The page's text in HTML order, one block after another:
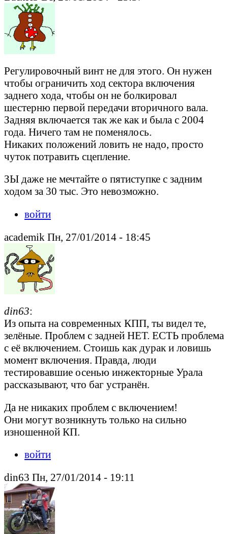
Регулировочный винт не для этого. Он нужен
чтобы ограничить ход сектора включения
заднего хода, чтобы он не болкировал
шестерню первой передачи вторичного вала.
Задняя включается так же как и была с 2004
года. Ничего там не поменялось.
Никаких положений ловить не надо, просто
чуток потравить сцепление.
ЗЫ даже не мечтайте о пятиступке с задним
ходом за 30 тыс. Это невозможно.
войти
academik Пн, 27/01/2014 - 18:45
din63:
Из опыта на современных КПП, ты видел те,
зелёные. Проблем с задней НЕТ. ЕСТЬ проблема
с её включением. Стоишь как дурак и ловишь
момент включения. Правда, люди
тестировавшие осенью инжекторные Урала
рассказывают, что баг устранён.
Да не никаких проблем с включением!
Они могут возникнуть только на сильно
изношенной КП.
войти
din63 Пн, 27/01/2014 - 19:11